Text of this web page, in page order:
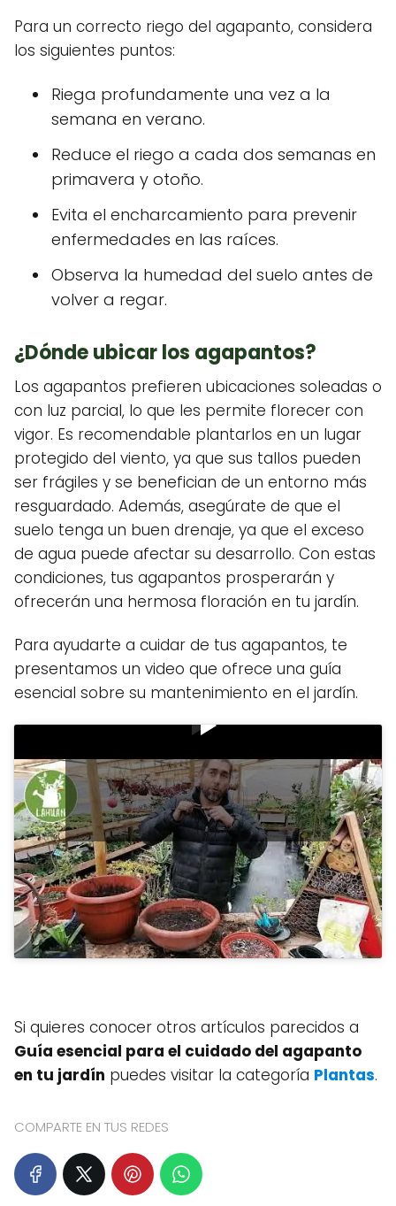
Para un correcto riego del agapanto, considera
los siguientes puntos:
Riega profundamente una vez a la
semana en verano.
Reduce el riego a cada dos semanas en
primavera y otoño.
Evita el encharcamiento para prevenir
enfermedades en las raíces.
Observa la humedad del suelo antes de
volver a regar.
¿Dónde ubicar los agapantos?
Los agapantos prefieren ubicaciones soleadas o
con luz parcial, lo que les permite florecer con
vigor. Es recomendable plantarlos en un lugar
protegido del viento, ya que sus tallos pueden
ser frágiles y se benefician de un entorno más
resguardado. Además, asegúrate de que el
suelo tenga un buen drenaje, ya que el exceso
de agua puede afectar su desarrollo. Con estas
condiciones, tus agapantos prosperarán y
ofrecerán una hermosa floración en tu jardín.
Para ayudarte a cuidar de tus agapantos, te
presentamos un video que ofrece una guía
esencial sobre su mantenimiento en el jardín.
Haz clic en «Estoy de acuerdo» para
activar Youtube
Si quieres conocer otros artículos parecidos a
Guía esencial para el cuidado del agapanto
en tu jardín puedes visitar la categoría Plantas.
COMPARTE EN TUS REDES